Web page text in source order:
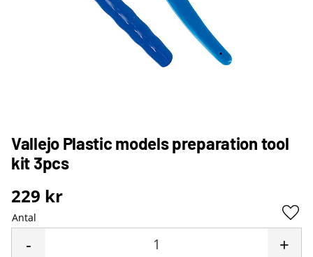
Vallejo Plastic models preparation tool
kit 3pcs
229 kr
Antal
+
-